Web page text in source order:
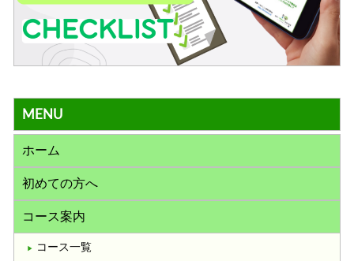
MENU
ホーム
初めての方へ
コース案内
コース一覧